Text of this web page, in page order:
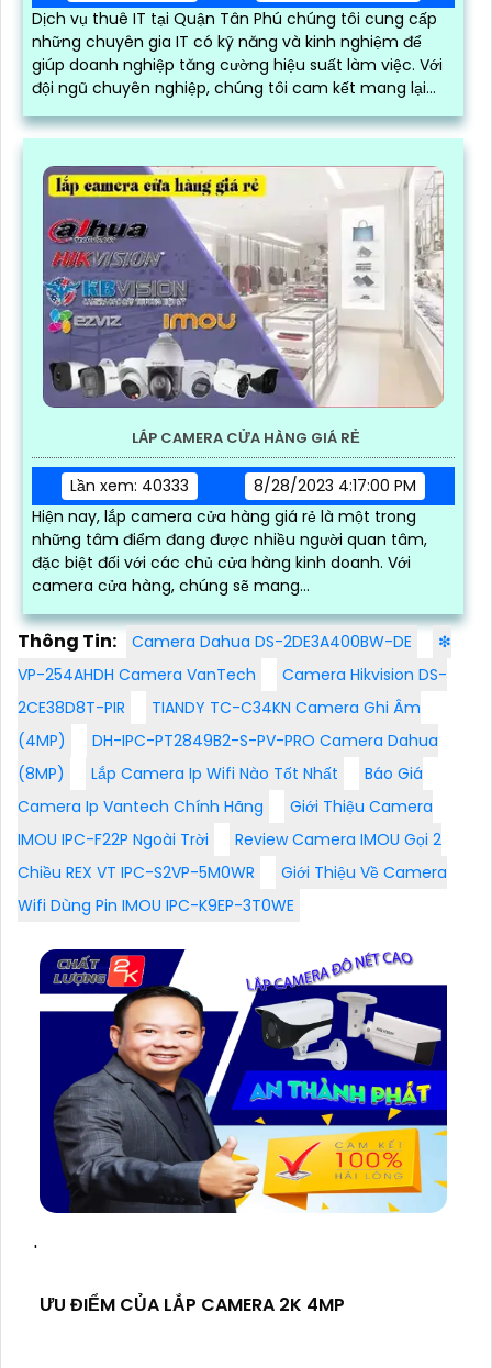
Dịch vụ thuê IT tại Quận Tân Phú chúng tôi cung cấp
những chuyên gia IT có kỹ năng và kinh nghiệm để
giúp doanh nghiệp tăng cường hiệu suất làm việc. Với
đội ngũ chuyên nghiệp, chúng tôi cam kết mang lại
các giải pháp công nghệ phù hợp và hiệu quả
LẮP CAMERA CỬA HÀNG GIÁ RẺ
Lần xem: 40333
8/28/2023 4:17:00 PM
Hiện nay, lắp camera cửa hàng giá rẻ là một trong
những tâm điểm đang được nhiều người quan tâm,
đặc biệt đối với các chủ cửa hàng kinh doanh. Với
camera cửa hàng, chúng sẽ mang...
Thông Tin: Camera Dahua DS-2DE3A400BW-DE
❇
VP-254AHDH Camera VanTech
Camera Hikvision DS-
2CE38D8T-PIR
TIANDY TC-C34KN Camera Ghi Âm
(4MP)
DH-IPC-PT2849B2-S-PV-PRO Camera Dahua
(8MP)
Lắp Camera Ip Wifi Nào Tốt Nhất
Báo Giá
Camera Ip Vantech Chính Hãng
Giới Thiệu Camera
IMOU IPC-F22P Ngoài Trời
Review Camera IMOU Gọi 2
Chiều REX VT IPC-S2VP-5M0WR
Giới Thiệu Về Camera
Wifi Dùng Pin IMOU IPC-K9EP-3T0WE
'
ƯU ĐIỂM CỦA LẮP CAMERA 2K 4MP